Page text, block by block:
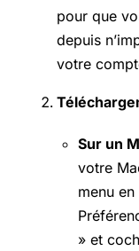
pour que
depuis
votre
Sur un
votre
menu
» et